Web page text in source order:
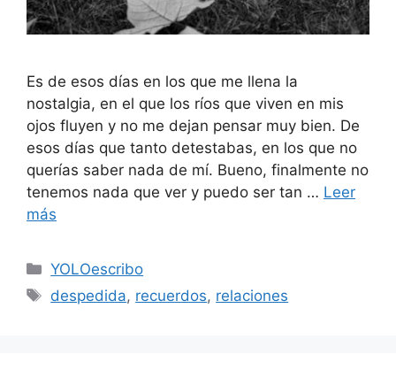
Es de esos días en los que me llena la
nostalgia, en el que los ríos que viven en mis
ojos fluyen y no me dejan pensar muy bien. De
esos días que tanto detestabas, en los que no
querías saber nada de mí. Bueno, finalmente no
tenemos nada que ver y puedo ser tan … Leer
más
Categorías
YOLOescribo
Etiquetas
despedida, recuerdos, relaciones